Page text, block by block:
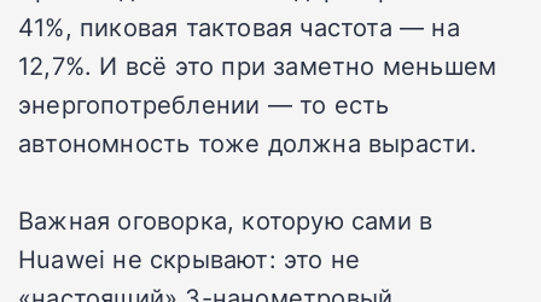
41%, пиковая тактовая частота — на
12,7%. И всё это при заметно меньшем
энергопотреблении — то есть
автономность тоже должна вырасти.
Важная оговорка, которую сами в
Huawei не скрывают: это не